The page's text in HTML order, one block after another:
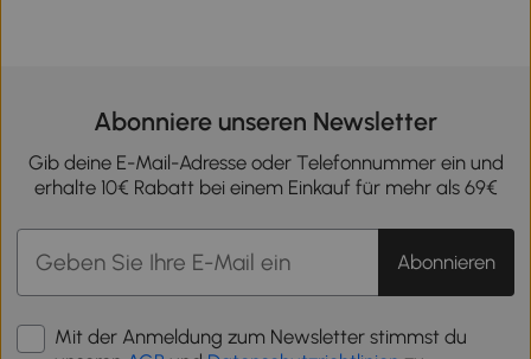
Abonniere unseren Newsletter
Gib deine E-Mail-Adresse oder Telefonnummer ein und
erhalte 10€ Rabatt bei einem Einkauf für mehr als 69€
Abonnieren
Mit der Anmeldung zum Newsletter stimmst du